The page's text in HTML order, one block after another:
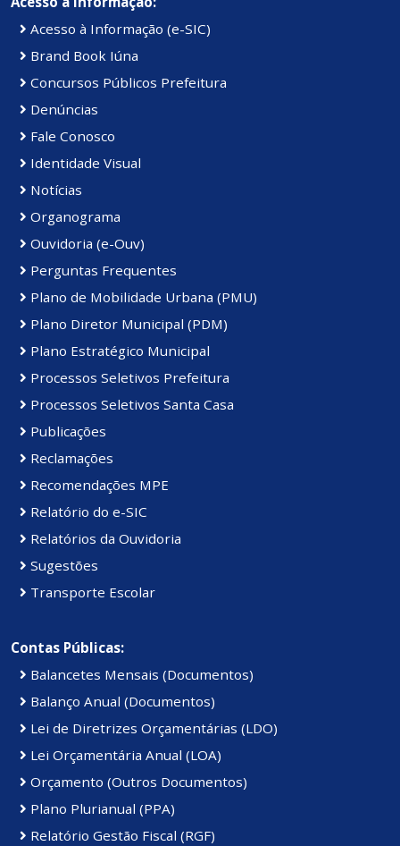
novos editais a serem publicados no site oficial e
encaminhados aos e-mails dos candidatos.
Setor de Comunicação Institucional
comunicacao@iuna.es.gov.br
Acesso à Informação (e-SIC)
Brand Book Iúna
Concursos Públicos Prefeitura
Denúncias
Fale Conosco
Identidade Visual
Notícias
Organograma
Ouvidoria (e-Ouv)
Perguntas Frequentes
Plano de Mobilidade Urbana (PMU)
Plano Diretor Municipal (PDM)
Plano Estratégico Municipal
Processos Seletivos Prefeitura
Processos Seletivos Santa Casa
Publicações
Reclamações
Recomendações MPE
Relatório do e-SIC
Relatórios da Ouvidoria
Sugestões
Transporte Escolar
Contas Públicas:
Balancetes Mensais (Documentos)
Balanço Anual (Documentos)
Lei de Diretrizes Orçamentárias (LDO)
Lei Orçamentária Anual (LOA)
Orçamento (Outros Documentos)
Plano Plurianual (PPA)
Relatório Gestão Fiscal (RGF)